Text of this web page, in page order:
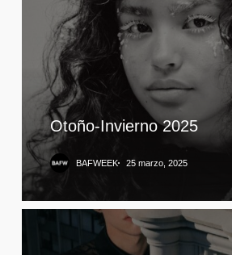
Otoño-Invierno 2025
BAFWEEK 25 marzo, 2025